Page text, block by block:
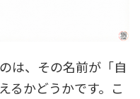
は、その名前が「自
るかどうかです。こ